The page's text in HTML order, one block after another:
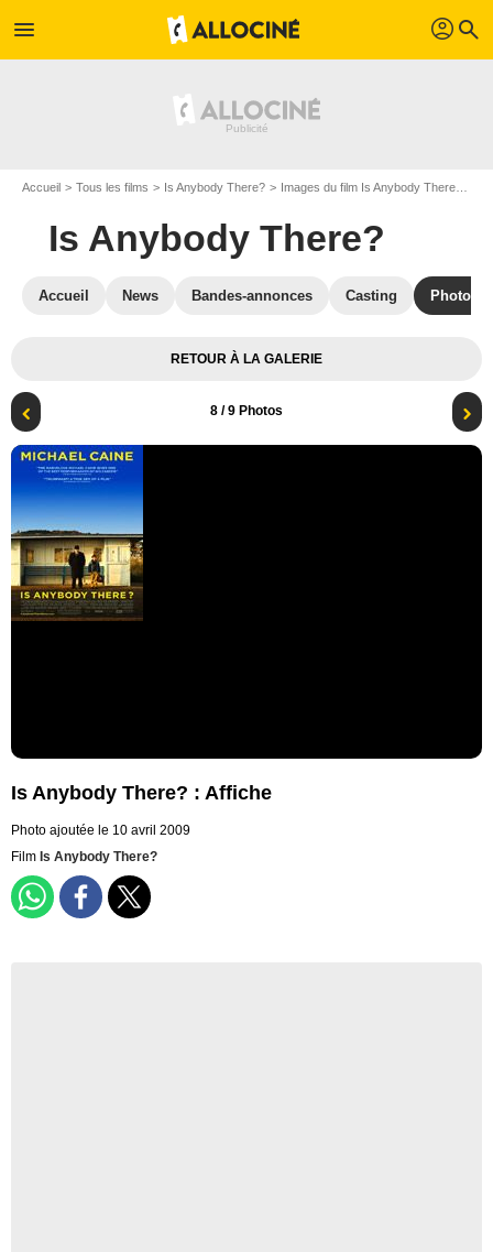
menu profil search
Accueil Tous les films Is Anybody There? Images du film Is Anybody There?
Is Anybody There?
Accueil News Bandes-annonces Casting Photos
RETOUR À LA GALERIE
8 / 9 Photos
Is Anybody There? : Affiche
Photo ajoutée le 10 avril 2009
Film Is Anybody There?